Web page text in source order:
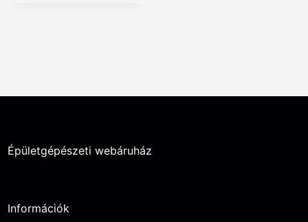
Épületgépészeti webáruház
Információk